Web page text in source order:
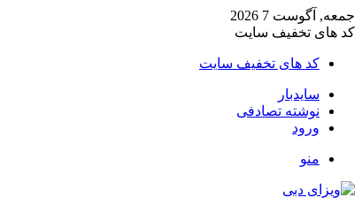
جمعه, آگوست 7 2026
کد های تخفیف سایت
کد های تخفیف سایت
سایدبار
نوشته تصادفی
ورود
منو